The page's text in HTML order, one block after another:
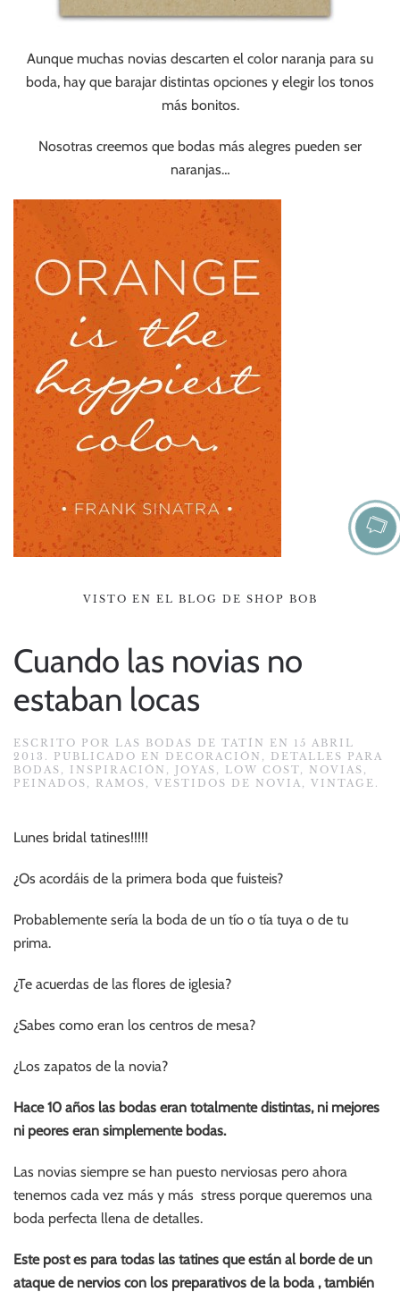
Aunque muchas novias descarten el color naranja para su
boda, hay que barajar distintas opciones y elegir los tonos
más bonitos.
Nosotras creemos que bodas más alegres pueden ser
naranjas…
VISTO EN EL BLOG DE SHOP BOB
Cuando las novias no
estaban locas
ESCRITO POR LAS BODAS DE TATÍN EN 15 ABRIL
2013 . PUBLICADO EN DECORACIÓN , DETALLES PARA
BODAS , INSPIRACIÓN , JOYAS , LOW COST, NOVIAS ,
PEINADOS , RAMOS , VESTIDOS DE NOVIA , VINTAGE .
Lunes bridal tatines!!!!!
¿Os acordáis de la primera boda que fuisteis?
Probablemente sería la boda de un tío o tía tuya o de tu
prima.
¿Te acuerdas de las flores de iglesia?
¿Sabes como eran los centros de mesa?
¿Los zapatos de la novia?
Hace 10 años las bodas eran totalmente distintas, ni mejores
ni peores eran simplemente bodas.
Las novias siempre se han puesto nerviosas pero ahora
tenemos cada vez más y más stress porque queremos una
boda perfecta llena de detalles.
Este post es para todas las tatines que están al borde de un
ataque de nervios con los preparativos de la boda , también